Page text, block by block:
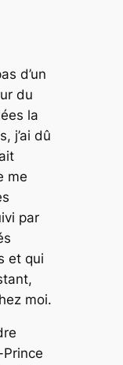
d’un
du
la
j’ai dû
me
par
et qui
moi.